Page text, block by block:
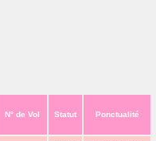
N° de Vol Statut Ponctualité